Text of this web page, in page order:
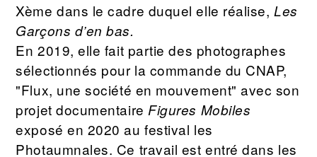
Xème dans le cadre duquel elle réalise, Les
Garçons d’en bas.
En 2019, elle fait partie des photographes
sélectionnés pour la commande du CNAP,
"Flux, une société en mouvement" avec son
projet documentaire Figures Mobiles
exposé en 2020 au festival les
Photaumnales. Ce travail est entré dans les